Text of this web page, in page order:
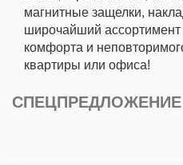
магнитные защелки,
широчайший
комфорта и
квартиры или офиса!
СПЕЦПРЕДЛОЖЕНИЕ